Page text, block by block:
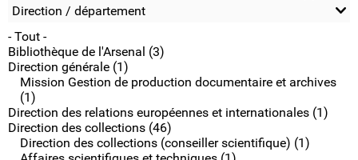
Direction / département
- Tout -
Bibliothèque de l'Arsenal (3)
Direction générale (1)
Mission Gestion de production documentaire et archives
(1)
Direction des relations européennes et internationales (1)
Direction des collections (46)
Direction des collections (conseiller scientifique) (1)